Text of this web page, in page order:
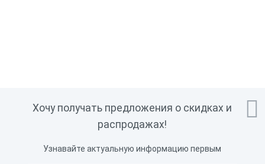

Хочу получать предложения о скидках и
распродажах!
Узнавайте актуальную информацию первым